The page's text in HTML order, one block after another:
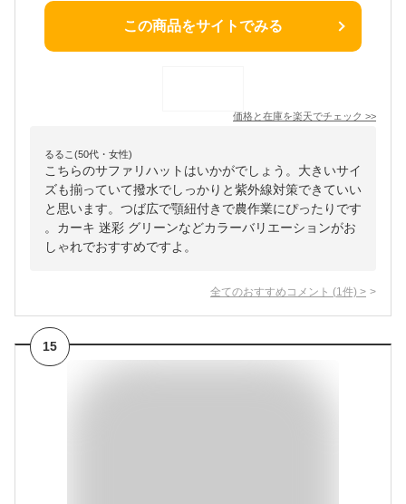
この商品をサイトでみる
価格と在庫を楽天でチェック >>
るるこ(50代・女性)
こちらのサファリハットはいかがでしょう。大きいサイ
ズも揃っていて撥水でしっかりと紫外線対策できていい
と思います。つば広で顎紐付きで農作業にぴったりです
。カーキ 迷彩 グリーンなどカラーバリエーションがお
しゃれでおすすめですよ。
全てのおすすめコメント (1 件) >
15